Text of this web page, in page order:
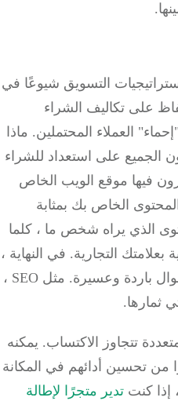
التسويق شيوعًا في
تكاليف الشراء
العملاء المحتملين.ماذا
على استعداد للشراء
فيها موقع الويب الخاص
الخاص بك بمثابة
الذي يراه شخص ما ، كلما
التجارية. في النهاية ،
باردة وعسيرة.
مثل SEO ،
تتجاوز الاكتساب.يمكنه
تحسين أدائهم في المكانة
كنتتدير متجرًا لإطالة